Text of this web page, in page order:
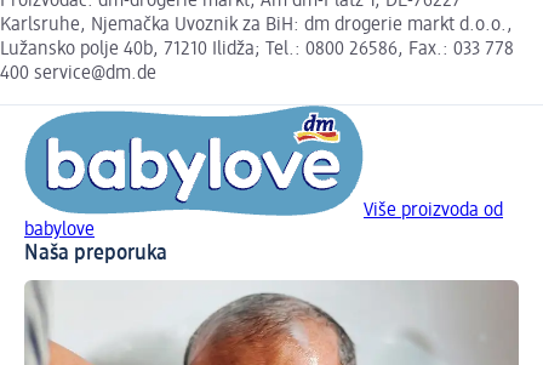
Karlsruhe, Njemačka Uvoznik za BiH: dm drogerie markt d.o.o.,
Lužansko polje 40b, 71210 Ilidža; Tel.: 0800 26586, Fax.: 033 778
400 service@dm.de
Više proizvoda od
babylove
Naša preporuka